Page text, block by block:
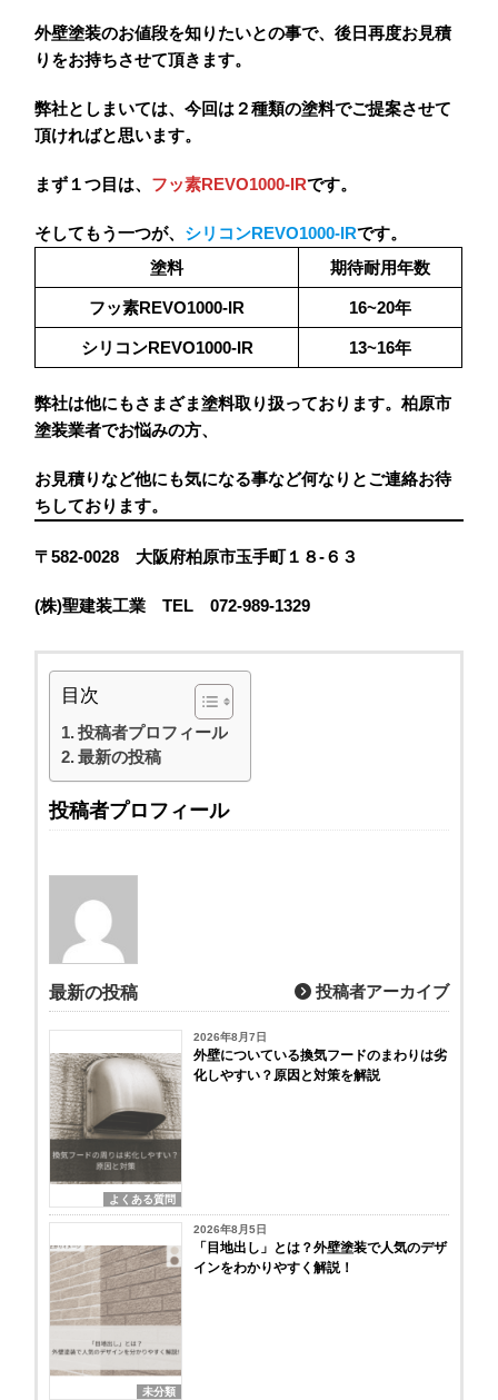
外壁塗装のお値段を知りたいとの事で、後日再度お見積
りをお持ちさせて頂きます。
弊社としまいては、今回は２種類の塗料でご提案させて
頂ければと思います。
まず１つ目は、 フッ素REVO1000‐IRです。
そしてもう一つが、 シリコンREVO1000‐IRです。
塗料
期待耐用年数
フッ素REVO1000‐IR 16~20年
シリコンREVO1000‐IR 13~16年
弊社は他にもさまざま塗料取り扱っております。柏原市
塗装業者でお悩みの方、
お見積りなど他にも気になる事など何なりとご連絡お待
ちしております。
〒582‐0028 大阪府柏原市玉手町１８‐６３
(株)聖建装工業 TEL 072‐989‐1329
目次
投稿者プロフィール
最新の投稿
投稿者プロフィール
最新の投稿 投稿者アーカイブ
よくある質問
2026年8月7日
外壁についている換気フードのまわりは劣
化しやすい？原因と対策を解説
未分類
2026年8月5日
「目地出し」とは？外壁塗装で人気のデザ
インをわかりやすく解説！